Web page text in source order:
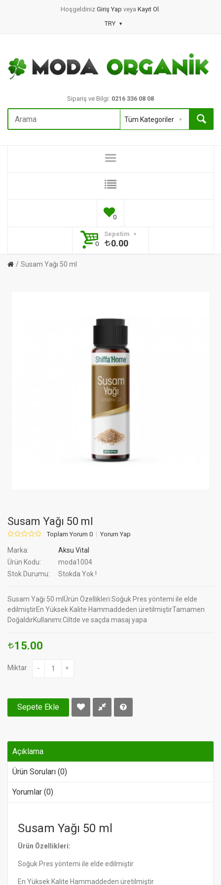
Hoşgeldiniz Giriş Yap veya Kayıt Ol .
TRY
Sipariş ve Bilgi: 0216 336 08 08
0
Sepetim
0
0.00
Susam Yağı 50 ml
Susam Yağı 50 ml
Toplam Yorum 0 Yorum Yap
Marka:
Aksu Vital
Ürün Kodu:
moda1004
Stok Durumu:
Stokda Yok !
Susam Yağı 50 mlÜrün Özellikleri:Soğuk Pres yöntemi ile elde
edilmiştirEn Yüksek Kalite Hammaddeden üretilmiştirTamamen
DoğaldırKullanımı:Ciltde ve saçda masaj yapa
15.00
Miktar - +
Sepete Ekle
Açıklama
Ürün Soruları (0)
Yorumlar (0)
Susam Yağı 50 ml
Ürün Özellikleri:
Soğuk Pres yöntemi ile elde edilmiştir
En Yüksek Kalite Hammaddeden üretilmiştir